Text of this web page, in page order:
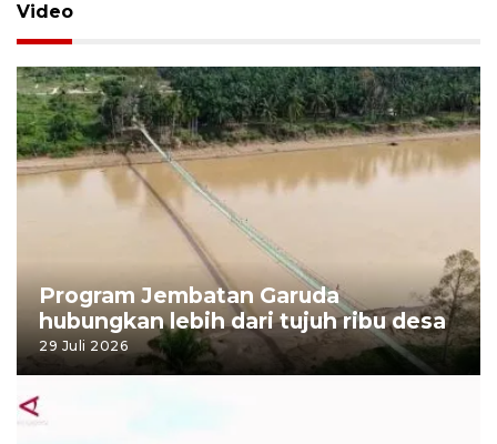
Video
Program Jembatan Garuda
hubungkan lebih dari tujuh ribu desa
29 Juli 2026